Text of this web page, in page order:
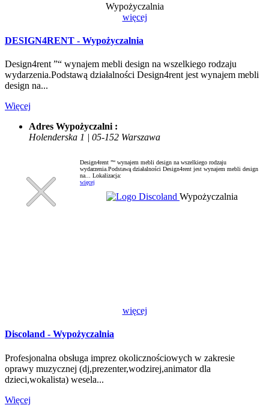
Wypożyczalnia
więcej
DESIGN4RENT - Wypożyczalnia
Design4rent ”“ wynajem mebli design na wszelkiego rodzaju
wydarzenia.Podstawą działalności Design4rent jest wynajem mebli
design na...
Więcej
Adres Wypożyczalni :
Holenderska 1 | 05-152 Warszawa
Design4rent ”“ wynajem mebli design na wszelkiego rodzaju
wydarzenia.Podstawą działalności Design4rent jest wynajem mebli design
na... Lokalizacja:
więcej
Wypożyczalnia
więcej
Discoland - Wypożyczalnia
Profesjonalna obsługa imprez okolicznościowych w zakresie
oprawy muzycznej (dj,prezenter,wodzirej,animator dla
dzieci,wokalista) wesela...
Więcej